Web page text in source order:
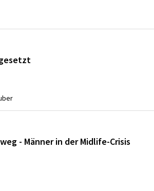
- Männer in der Midlife-Crisis